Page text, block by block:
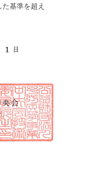
基準を超え